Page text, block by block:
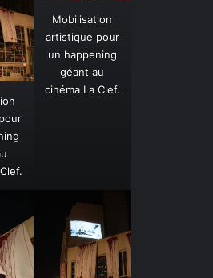
Mobilisation
artistique pour
un happening
géant au
cinéma La Clef.